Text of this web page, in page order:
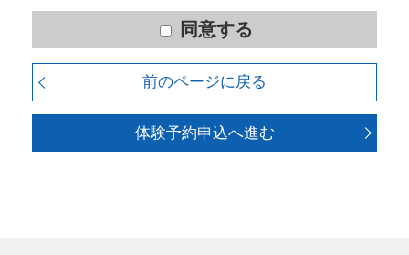
す。詳細はクラブＨＰの施設紹介をご
４、良好な健康状態であり、自己責任で利用できる。
５、刺青（ファッションタトゥー）が入っていない。
させて頂きます。また、違法または不当な行為を助長
し、または誘発するおそれがある方法による個人情報の
利用を行いません。
2) ご利用上の諸連絡や利用状況の確認のため
3) 運動プログラム（カウンセリングを含む）等、新商
品・サービスの立案・開発・実施のため
同意する
前のページに戻る
体験予約申込へ進む